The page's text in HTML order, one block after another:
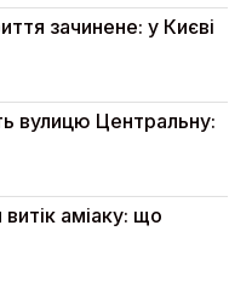
зачинене: у Києві
вулицю Центральну:
витік аміаку: що